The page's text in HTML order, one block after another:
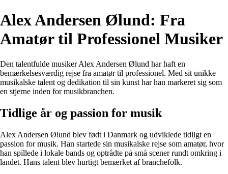
Alex Andersen Ølund: Fra
Amatør til Professionel Musiker
Den talentfulde musiker Alex Andersen Ølund har haft en
bemærkelsesværdig rejse fra amatør til professionel. Med sit unikke
musikalske talent og dedikation til sin kunst har han markeret sig som
en stjerne inden for musikbranchen.
Tidlige år og passion for musik
Alex Andersen Ølund blev født i Danmark og udviklede tidligt en
passion for musik. Han startede sin musikalske rejse som amatør, hvor
han spillede i lokale bands og optrådte på små scener rundt omkring i
landet. Hans talent blev hurtigt bemærket af branchefolk.